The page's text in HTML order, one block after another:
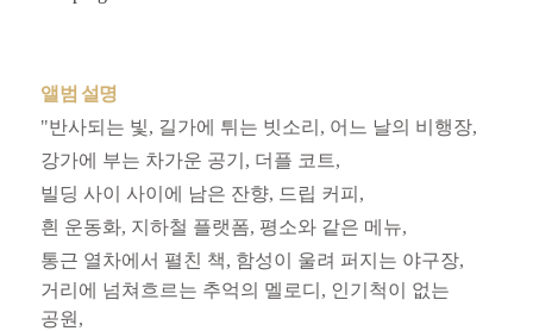
앨범 설명
"반사되는 빛, 길가에 튀는 빗소리, 어느 날의 비행장,
강가에 부는 차가운 공기, 더플 코트,
빌딩 사이 사이에 남은 잔향, 드립 커피,
흰 운동화, 지하철 플랫폼, 평소와 같은 메뉴,
통근 열차에서 펼친 책, 함성이 울려 퍼지는 야구장,
거리에 넘쳐흐르는 추억의 멜로디, 인기척이 없는
공원,